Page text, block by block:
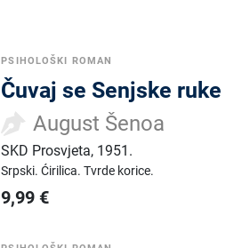
PSIHOLOŠKI ROMAN
Čuvaj se Senjske ruke
August Šenoa
SKD Prosvjeta, 1951.
Srpski.Ćirilica.Tvrde korice.
9,99 €